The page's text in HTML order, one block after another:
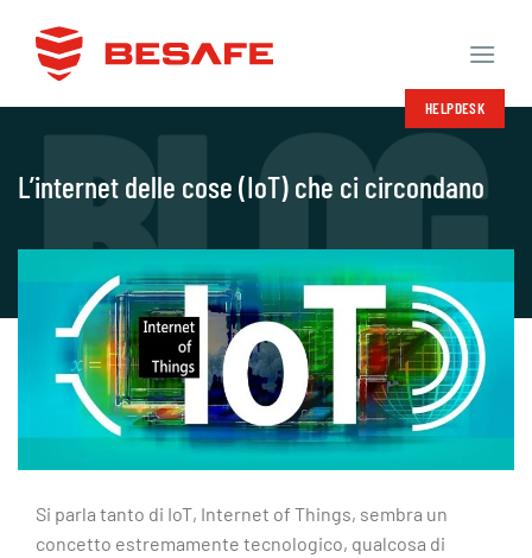
contenuti
HELPDESK
L’internet delle cose (IoT) che ci circondano
Si parla tanto di IoT, Internet of Things, sembra un
concetto estremamente tecnologico, qualcosa di